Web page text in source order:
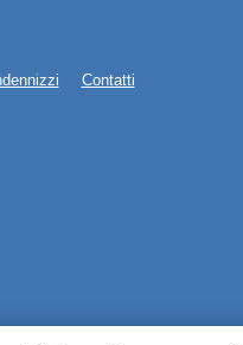
Contatti